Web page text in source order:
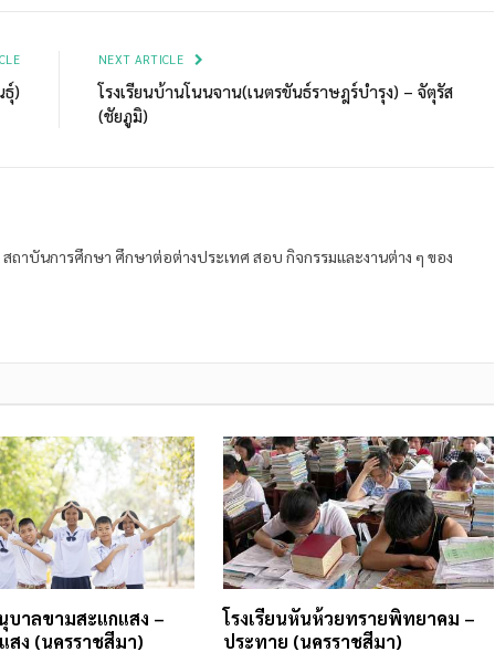
ธุ์)
NEXT ARTICLE
โรงเรียนบ้านโนนจาน(เนตรขันธ์ราษฎร์บำรุง) – จัตุรัส
(ชัยภูมิ)
สถาบันการศึกษา ศึกษาต่อต่างประเทศ สอบ กิจกรรมและงานต่าง ๆ ของ
บาลขามสะแกแสง –
สง (นครราชสีมา)
โรงเรียนหันห้วยทรายพิทยาคม –
ประทาย (นครราชสีมา)